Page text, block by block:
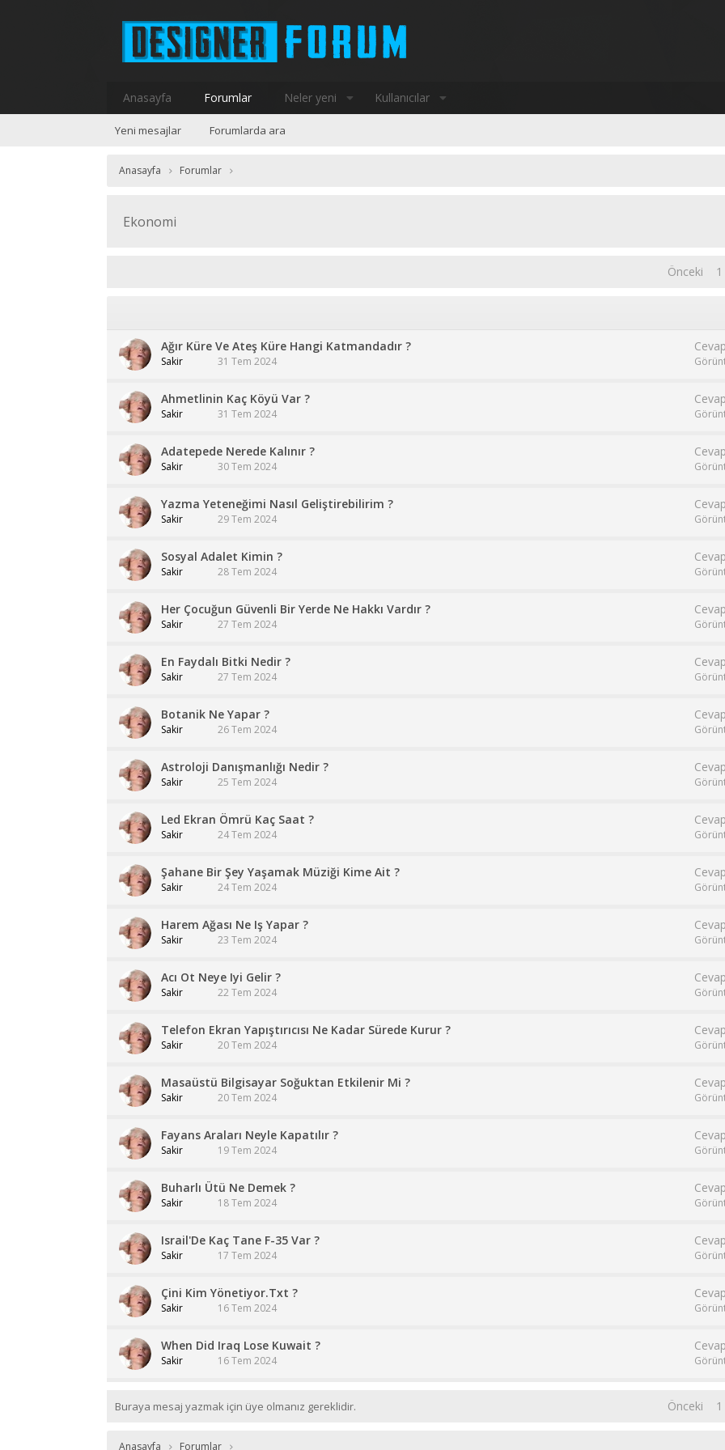
Anasayfa Forumlar Neler yeni Kullanıcılar
Yeni mesajlar Forumlarda ara
Anasayfa Forumlar
Ekonomi
Önceki 1
Ağır Küre Ve Ateş Küre Hangi Katmandadır ?
Sakir 31 Tem 2024
Ahmetlinin Kaç Köyü Var ?
Sakir 31 Tem 2024
Adatepede Nerede Kalınır ?
Sakir 30 Tem 2024
Yazma Yeteneğimi Nasıl Geliştirebilirim ?
Sakir 29 Tem 2024
Sosyal Adalet Kimin ?
Sakir 28 Tem 2024
Her Çocuğun Güvenli Bir Yerde Ne Hakkı Vardır ?
Sakir 27 Tem 2024
En Faydalı Bitki Nedir ?
Sakir 27 Tem 2024
Botanik Ne Yapar ?
Sakir 26 Tem 2024
Astroloji Danışmanlığı Nedir ?
Sakir 25 Tem 2024
Led Ekran Ömrü Kaç Saat ?
Sakir 24 Tem 2024
Şahane Bir Şey Yaşamak Müziği Kime Ait ?
Sakir 24 Tem 2024
Harem Ağası Ne Iş Yapar ?
Sakir 23 Tem 2024
Acı Ot Neye Iyi Gelir ?
Sakir 22 Tem 2024
Telefon Ekran Yapıştırıcısı Ne Kadar Sürede Kurur ?
Sakir 20 Tem 2024
Masaüstü Bilgisayar Soğuktan Etkilenir Mi ?
Sakir 20 Tem 2024
Fayans Araları Neyle Kapatılır ?
Sakir 19 Tem 2024
Buharlı Ütü Ne Demek ?
Sakir 18 Tem 2024
Israil'De Kaç Tane F-35 Var ?
Sakir 17 Tem 2024
Çini Kim Yönetiyor.Txt ?
Sakir 16 Tem 2024
When Did Iraq Lose Kuwait ?
Sakir 16 Tem 2024
Önceki 1
Buraya mesaj yazmak için üye olmanız gereklidir.
Anasayfa Forumlar